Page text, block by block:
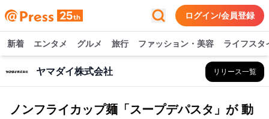
ログイン/会員登録
新着 エンタメ グルメ 旅行 ファッション・美容 ライフスタ
ヤマダイ株式会社 リリース一覧
ノンフライカップ麺「スープデパスタ」が 動